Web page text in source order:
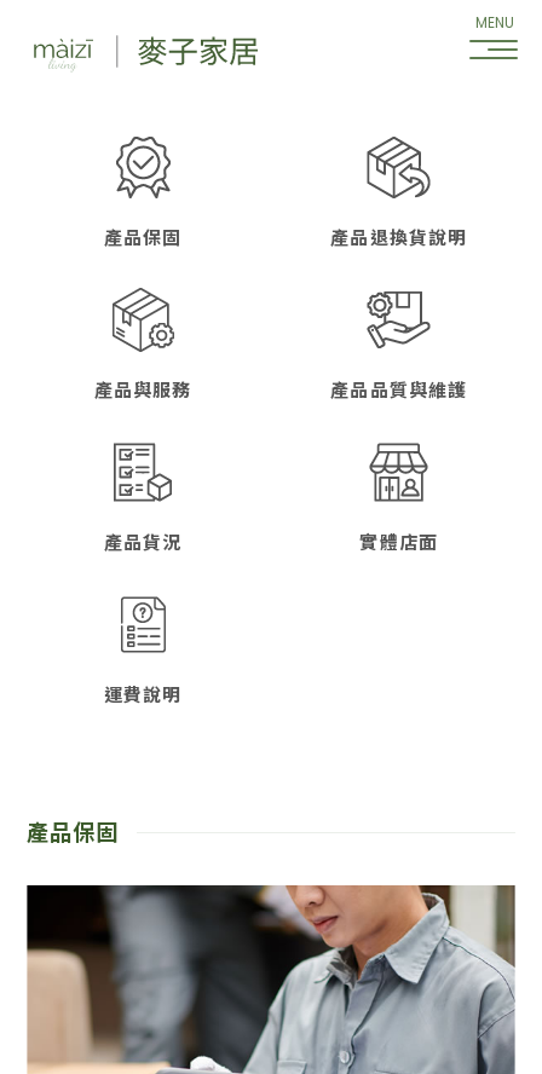
ABOUT
理念介紹
產品保固 產品退換貨說明
產品與服務 產品品質與維護
產品貨況 實體店面
運費說明
產品保固